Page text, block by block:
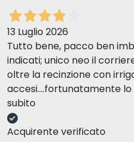
13 Luglio 2026
Tutto bene, pacco ben
indicati; unico neo il
oltre la recinzione con
accesi....fortunatamente
subito
Acquirente verificato